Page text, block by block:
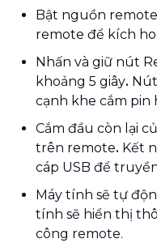
Bật nguồn remote
remote để kích
Nhấn và giữ nút
khoảng 5 giây.
cạnh khe cắm pin
Cắm đầu còn lại
trên remote. Kết
cáp USB để
Máy tính sẽ tự
tính sẽ hiển thị
công remote.